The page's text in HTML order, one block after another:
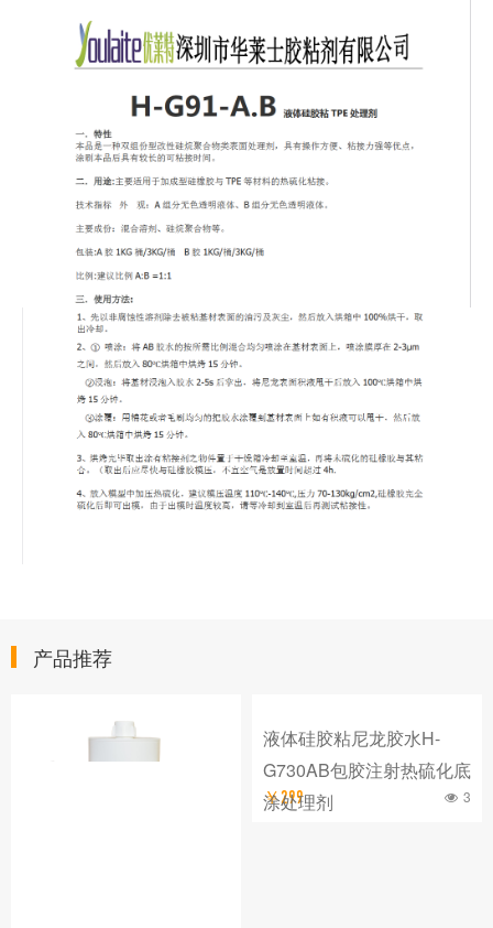
产品推荐
液体硅胶粘尼龙胶水H-
G730AB包胶注射热硫化底
涂处理剂
￥299 3